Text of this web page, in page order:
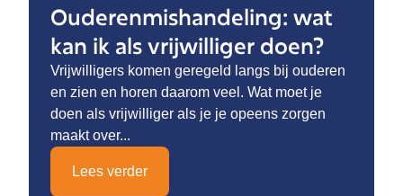
Ouderenmishandeling: wat
kan ik als vrijwilliger doen?
Vrijwilligers komen geregeld langs bij ouderen
en zien en horen daarom veel. Wat moet je
doen als vrijwilliger als je je opeens zorgen
maakt over...
Lees verder